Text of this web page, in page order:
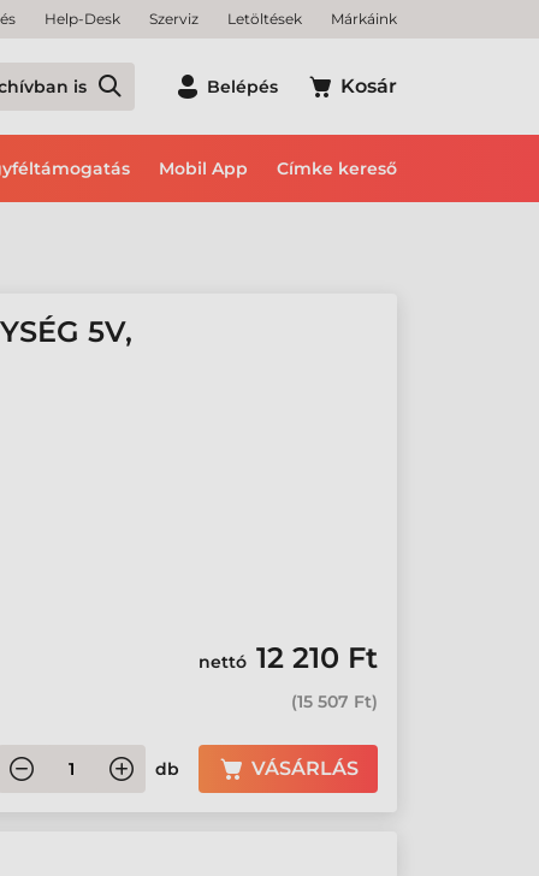
Help-Desk Szerviz Letöltések Márkáink
is Belépés Kosár
Mobil App Címke kereső
5V,
nettó 12 210 Ft
(15 507 Ft)
db VÁSÁRLÁS